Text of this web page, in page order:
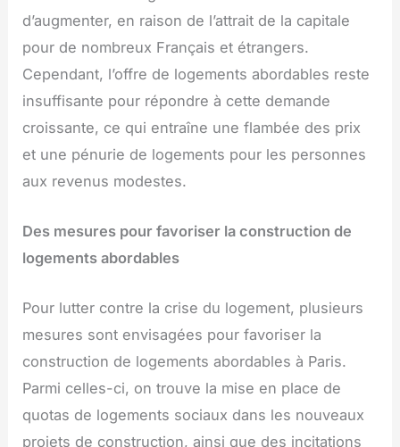
d’augmenter, en raison de l’attrait de la capitale
pour de nombreux Français et étrangers.
Cependant, l’offre de logements abordables reste
insuffisante pour répondre à cette demande
croissante, ce qui entraîne une flambée des prix
et une pénurie de logements pour les personnes
aux revenus modestes.
Des mesures pour favoriser la construction de
logements abordables
Pour lutter contre la crise du logement, plusieurs
mesures sont envisagées pour favoriser la
construction de logements abordables à Paris.
Parmi celles-ci, on trouve la mise en place de
quotas de logements sociaux dans les nouveaux
projets de construction, ainsi que des incitations